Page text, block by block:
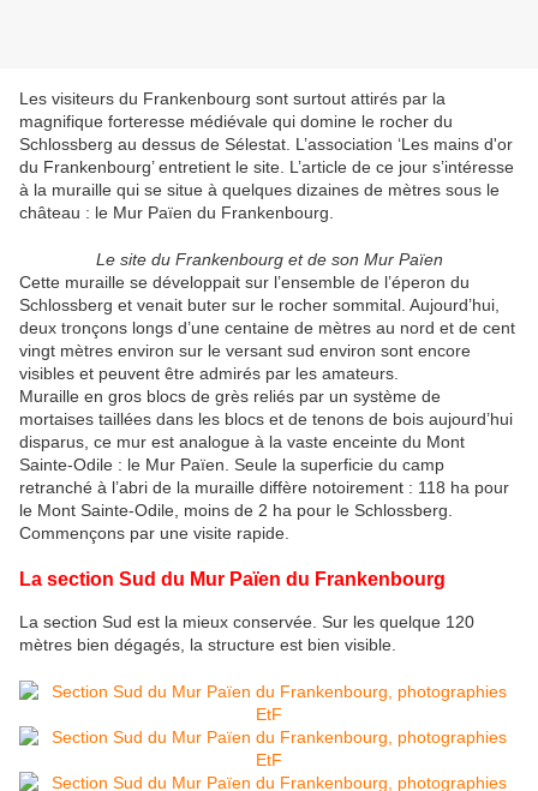
Les visiteurs du Frankenbourg sont surtout attirés par la
magnifique forteresse médiévale qui domine le rocher du
Schlossberg au dessus de Sélestat. L’association ‘Les mains d'or
du Frankenbourg’ entretient le site. L’article de ce jour s’intéresse
à la muraille qui se situe à quelques dizaines de mètres sous le
château : le Mur Païen du Frankenbourg.
Le site du Frankenbourg et de son Mur Païen
Cette muraille se développait sur l’ensemble de l’éperon du
Schlossberg et venait buter sur le rocher sommital. Aujourd’hui,
deux tronçons longs d’une centaine de mètres au nord et de cent
vingt mètres environ sur le versant sud environ sont encore
visibles et peuvent être admirés par les amateurs.
Muraille en gros blocs de grès reliés par un système de
mortaises taillées dans les blocs et de tenons de bois aujourd’hui
disparus, ce mur est analogue à la vaste enceinte du Mont
Sainte-Odile : le Mur Païen. Seule la superficie du camp
retranché à l’abri de la muraille diffère notoirement : 118 ha pour
le Mont Sainte-Odile, moins de 2 ha pour le Schlossberg.
Commençons par une visite rapide.
La section Sud du Mur Païen du Frankenbourg
La section Sud est la mieux conservée. Sur les quelque 120
mètres bien dégagés, la structure est bien visible.